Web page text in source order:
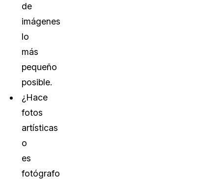
de
imágenes
lo
más
pequeño
posible.
¿Hace
fotos
artísticas
o
es
fotógrafo